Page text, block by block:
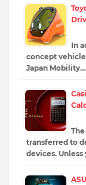
In
concept
Japan Mobility…
transferred to
devices. Unless